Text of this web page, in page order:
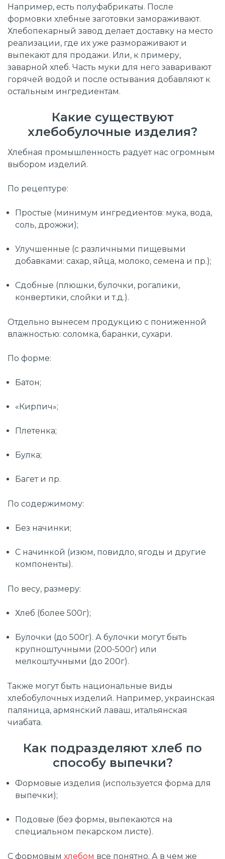
Например, есть полуфабрикаты. После
формовки хлебные заготовки замораживают.
Хлебопекарный завод делает доставку на место
реализации, где их уже размораживают и
выпекают для продажи. Или, к примеру,
заварной хлеб. Часть муки для него заваривают
горячей водой и после остывания добавляют к
остальным ингредиентам.
Какие существуют
хлебобулочные изделия?
Хлебная промышленность радует нас огромным
выбором изделий.
По рецептуре:
Простые (минимум ингредиентов: мука, вода,
соль, дрожжи);
Улучшенные (с различными пищевыми
добавками: сахар, яйца, молоко, семена и пр.);
Сдобные (плюшки, булочки, рогалики,
конвертики, слойки и т.д.).
Отдельно вынесем продукцию с пониженной
влажностью: соломка, баранки, сухари.
По форме:
Батон;
«Кирпич»;
Плетенка;
Булка;
Багет и пр.
По содержимому:
Без начинки;
С начинкой (изюм, повидло, ягоды и другие
компоненты).
По весу, размеру:
Хлеб (более 500г);
Булочки (до 500г). А булочки могут быть
крупноштучными (200-500г) или
мелкоштучными (до 200г).
Также могут быть национальные виды
хлебобулочных изделий. Например, украинская
паляница, армянский лаваш, итальянская
чиабата.
Как подразделяют хлеб по
способу выпечки?
Формовые изделия (используется форма для
выпечки);
Подовые (без формы, выпекаются на
специальном пекарском листе).
С формовым хлебом все понятно. А в чем же